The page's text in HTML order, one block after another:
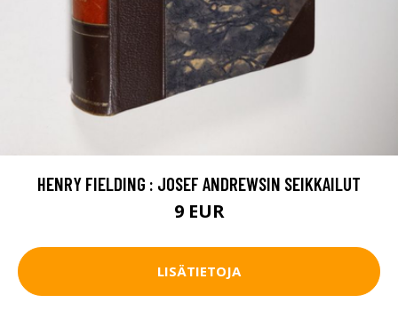
HENRY FIELDING : JOSEF ANDREWSIN SEIKKAILUT
9 EUR
LISÄTIETOJA